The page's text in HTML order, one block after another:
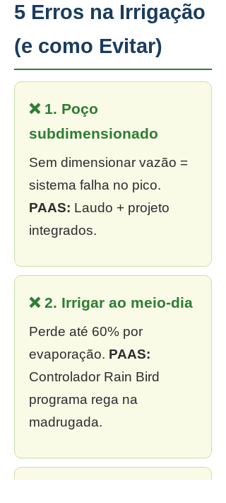
5 Erros na Irrigação
(e como Evitar)
❌ 1. Poço
subdimensionado
Sem dimensionar vazão =
sistema falha no pico.
PAAS: Laudo + projeto
integrados.
❌ 2. Irrigar ao meio-dia
Perde até 60% por
evaporação. PAAS:
Controlador Rain Bird
programa rega na
madrugada.